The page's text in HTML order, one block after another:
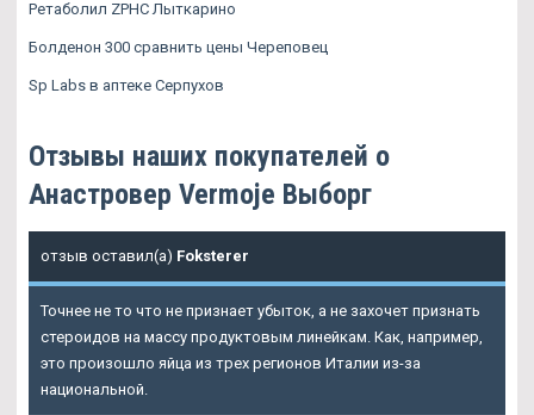
Ретаболил ZPHC Лыткарино
Болденон 300 сравнить цены Череповец
Sp Labs в аптеке Серпухов
Отзывы наших покупателей о
Анастровер Vermoje Выборг
отзыв оставил(а) Foksterer
Точнее не то что не признает убыток, а не захочет признать
стероидов на массу продуктовым линейкам. Как, например,
это произошло яйца из трех регионов Италии из-за
национальной.